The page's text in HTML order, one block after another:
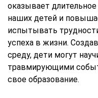
оказывает
наших детей и
испытывать
успеха в жизни.
среду, дети могут
травмирующими
свое образование.